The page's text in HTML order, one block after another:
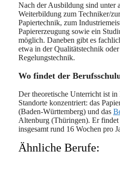
Nach der Ausbildung sind unter
Weiterbildung zum Techniker/
Papiertechnik, zum
Papiererzeugung sowie ein
möglich. Daneben gibt es
etwa in der Qualitätstechnik
Regelungstechnik.
Wo findet der
Der theoretische Unterricht ist
Standorte konzentriert: das
(Baden-Württemberg) und das
Altenburg (Thüringen). Er
insgesamt rund 16 Wochen pro
Ähnliche Berufe: